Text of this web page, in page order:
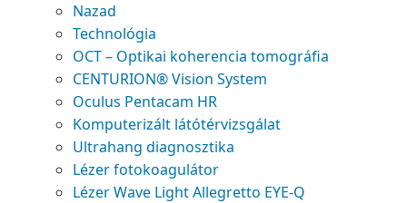
Nazad
Technológia
OCT – Optikai koherencia tomográfia
CENTURION® Vision System
Oculus Pentacam HR
Komputerizált látótérvizsgálat
Ultrahang diagnosztika
Lézer fotokoagulátor
Lézer Wave Light Allegretto EYE-Q